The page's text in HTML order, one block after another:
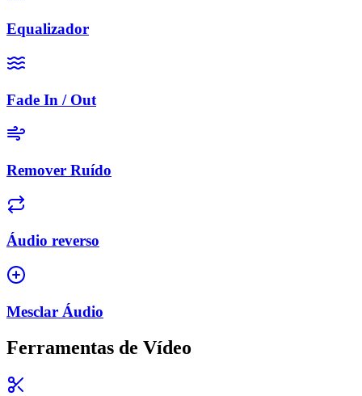
Equalizador
Fade In / Out
Remover Ruído
Áudio reverso
Mesclar Áudio
Ferramentas de Vídeo